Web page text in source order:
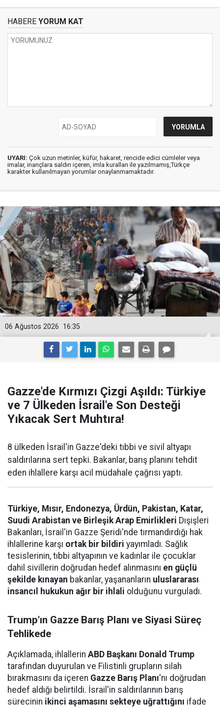
HABERE YORUM KAT
UYARI: Çok uzun metinler, küfür, hakaret, rencide edici cümleler veya
imalar, inançlara saldırı içeren, imla kuralları ile yazılmamış,Türkçe
karakter kullanılmayan yorumlar onaylanmamaktadır.
16:35
06 Ağustos 2026
Gazze'de Kırmızı Çizgi Aşıldı: Türkiye
ve 7 Ülkeden İsrail'e Son Desteği
Yıkacak Sert Muhtıra!
8 ülkeden İsrail'in Gazze'deki tıbbi ve sivil altyapı
saldırılarına sert tepki. Bakanlar, barış planını tehdit
eden ihlallere karşı acil müdahale çağrısı yaptı.
Türkiye, Mısır, Endonezya, Ürdün, Pakistan, Katar,
Suudi Arabistan ve Birleşik Arap Emirlikleri Dışişleri
Bakanları, İsrail'in Gazze Şeridi'nde tırmandırdığı hak
ihlallerine karşı ortak bir bildiri yayımladı. Sağlık
tesislerinin, tıbbi altyapının ve kadınlar ile çocuklar
dahil sivillerin doğrudan hedef alınmasını en güçlü
şekilde kınayan bakanlar, yaşananların uluslararası
insancıl hukukun ağır bir ihlali olduğunu vurguladı.
Trump'ın Gazze Barış Planı ve Siyasi Süreç
Tehlikede
Açıklamada, ihlallerin ABD Başkanı Donald Trump
tarafından duyurulan ve Filistinli grupların silah
bırakmasını da içeren Gazze Barış Planı'nı doğrudan
hedef aldığı belirtildi. İsrail'in saldırılarının barış
sürecinin ikinci aşamasını sekteye uğrattığını ifade